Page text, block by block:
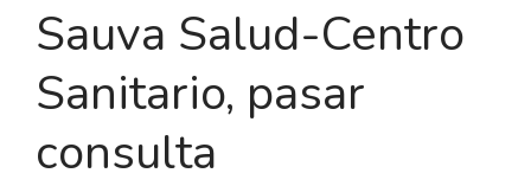
Sauva Salud-Centro
Sanitario, pasar
consulta